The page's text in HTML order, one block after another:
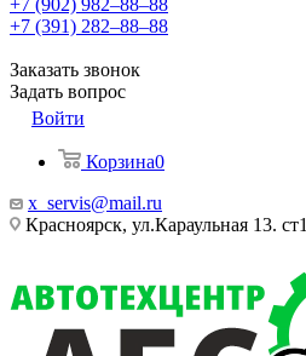
+7 (902) 982‒88‒88
+7 (391) 282‒88‒88
Заказать звонок
Задать вопрос
Войти
Корзина0
x_servis@mail.ru
Красноярск, ул.Караульная 13. ст1